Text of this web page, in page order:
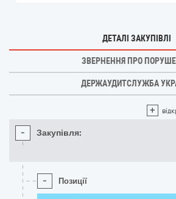
ДЕТАЛІ ЗАКУПІВЛІ
ЗВЕРНЕННЯ ПРО
ДЕРЖАУДИТСЛУЖБА
+
- Закупівля:
- Позиції